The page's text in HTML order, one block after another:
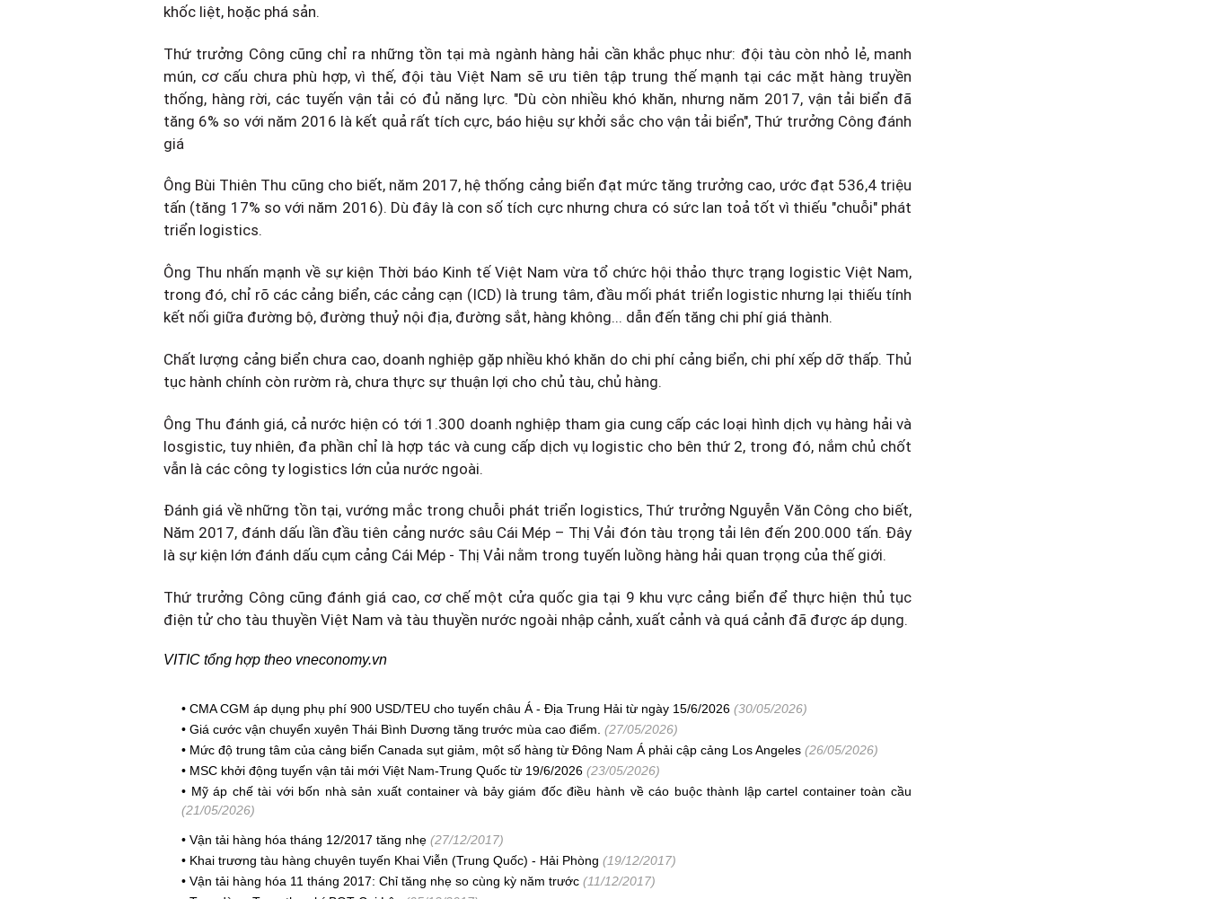
khốc liệt, hoặc phá sản.
Thứ trưởng Công cũng chỉ ra những tồn tại mà ngành hàng hải cần khắc phục như: đội tàu còn nhỏ lẻ, manh
mún, cơ cấu chưa phù hợp, vì thế, đội tàu Việt Nam sẽ ưu tiên tập trung thế mạnh tại các mặt hàng truyền
thống, hàng rời, các tuyến vận tải có đủ năng lực. "Dù còn nhiều khó khăn, nhưng năm 2017, vận tải biển đã
tăng 6% so với năm 2016 là kết quả rất tích cực, báo hiệu sự khởi sắc cho vận tải biển", Thứ trưởng Công đánh
giá
Ông Bùi Thiên Thu cũng cho biết, năm 2017, hệ thống cảng biển đạt mức tăng trưởng cao, ước đạt 536,4 triệu
tấn (tăng 17% so với năm 2016). Dù đây là con số tích cực nhưng chưa có sức lan toả tốt vì thiếu "chuỗi" phát
triển logistics.
Ông Thu nhấn mạnh về sự kiện Thời báo Kinh tế Việt Nam vừa tổ chức hội thảo thực trạng logistic Việt Nam,
trong đó, chỉ rõ các cảng biển, các cảng cạn (ICD) là trung tâm, đầu mối phát triển logistic nhưng lại thiếu tính
kết nối giữa đường bộ, đường thuỷ nội địa, đường sắt, hàng không... dẫn đến tăng chi phí giá thành.
Chất lượng cảng biển chưa cao, doanh nghiệp gặp nhiều khó khăn do chi phí cảng biển, chi phí xếp dỡ thấp. Thủ
tục hành chính còn rườm rà, chưa thực sự thuận lợi cho chủ tàu, chủ hàng.
Ông Thu đánh giá, cả nước hiện có tới 1.300 doanh nghiệp tham gia cung cấp các loại hình dịch vụ hàng hải và
losgistic, tuy nhiên, đa phần chỉ là hợp tác và cung cấp dịch vụ logistic cho bên thứ 2, trong đó, nắm chủ chốt
vẫn là các công ty logistics lớn của nước ngoài.
Đánh giá về những tồn tại, vướng mắc trong chuỗi phát triển logistics, Thứ trưởng Nguyễn Văn Công cho biết,
Năm 2017, đánh dấu lần đầu tiên cảng nước sâu Cái Mép – Thị Vải đón tàu trọng tải lên đến 200.000 tấn. Đây
là sự kiện lớn đánh dấu cụm cảng Cái Mép - Thị Vải nằm trong tuyến luồng hàng hải quan trọng của thế giới.
Thứ trưởng Công cũng đánh giá cao, cơ chế một cửa quốc gia tại 9 khu vực cảng biển để thực hiện thủ tục
điện tử cho tàu thuyền Việt Nam và tàu thuyền nước ngoài nhập cảnh, xuất cảnh và quá cảnh đã được áp dụng.
VITIC tổng hợp theo vneconomy.vn
• CMA CGM áp dụng phụ phí 900 USD/TEU cho tuyến châu Á - Địa Trung Hải từ ngày 15/6/2026 (30/05/2026)
• Giá cước vận chuyển xuyên Thái Bình Dương tăng trước mùa cao điểm. (27/05/2026)
• Mức độ trung tâm của cảng biển Canada sụt giảm, một số hàng từ Đông Nam Á phải cập cảng Los Angeles (26/05/2026)
• MSC khởi động tuyến vận tải mới Việt Nam-Trung Quốc từ 19/6/2026 (23/05/2026)
• Mỹ áp chế tài với bốn nhà sản xuất container và bảy giám đốc điều hành về cáo buộc thành lập cartel container toàn cầu
(21/05/2026)
• Vận tải hàng hóa tháng 12/2017 tăng nhẹ (27/12/2017)
• Khai trương tàu hàng chuyên tuyến Khai Viễn (Trung Quốc) - Hải Phòng (19/12/2017)
• Vận tải hàng hóa 11 tháng 2017: Chỉ tăng nhẹ so cùng kỳ năm trước (11/12/2017)